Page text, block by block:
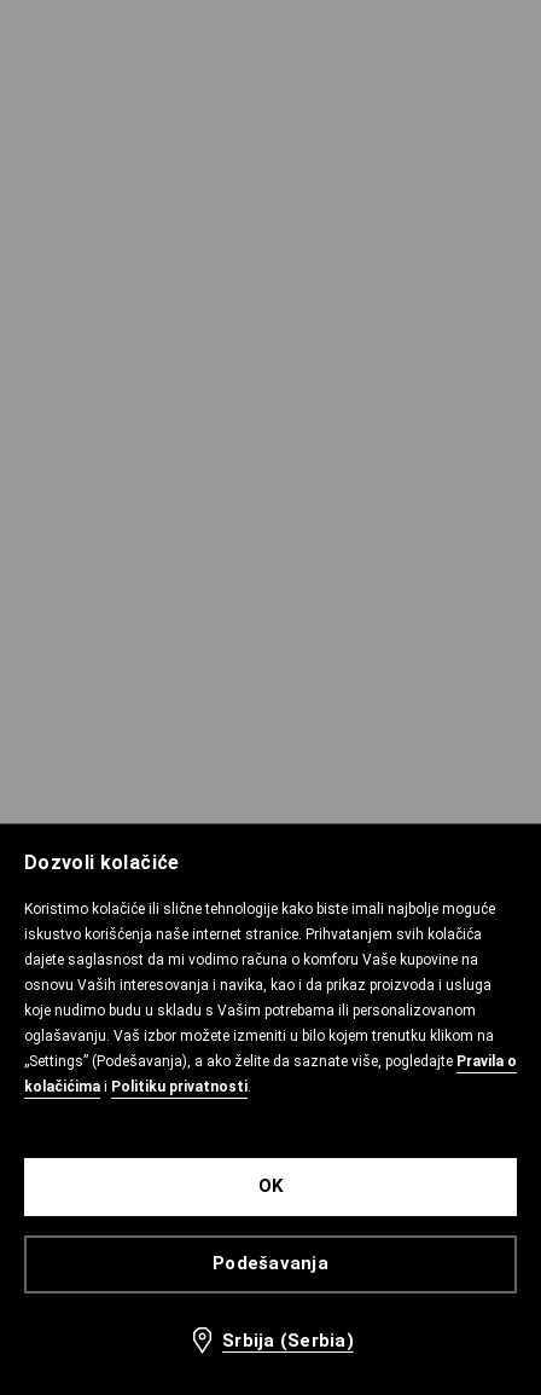
Dozvoli kolačiće
Koristimo kolačiće ili slične tehnologije kako biste imali najbolje moguće
iskustvo korišćenja naše internet stranice. Prihvatanjem svih kolačića
dajete saglasnost da mi vodimo računa o komforu Vaše kupovine na
osnovu Vaših interesovanja i navika, kao i da prikaz proizvoda i usluga
koje nudimo budu u skladu s Vašim potrebama ili personalizovanom
oglašavanju. Vaš izbor možete izmeniti u bilo kojem trenutku klikom na
„Settings” (Podešavanja), a ako želite da saznate više, pogledajte Pravila o
kolačićima i Politiku privatnosti.
Podešavanja
OK
Srbija (Serbia)